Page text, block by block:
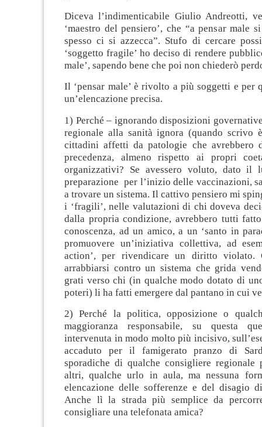
Diceva l’indimenticabile Giulio Andreotti,
‘maestro del pensiero’, che “a pensar male
spesso ci si azzecca”. Stufo di cercare
‘soggetto fragile’ ho deciso di rendere
male’, sapendo bene che poi non chiederò
Il ‘pensar male’ è rivolto a più soggetti e per
un’elencazione precisa.
1) Perché – ignorando disposizioni
regionale alla sanità ignora (quando scrivo
cittadini affetti da patologie che avrebbero
precedenza, almeno rispetto ai propri
organizzativi? Se avessero voluto, dato il
preparazione per l’inizio delle vaccinazioni,
a trovare un sistema. Il cattivo pensiero mi
i ‘fragili’, nelle valutazioni di chi doveva
dalla propria condizione, avrebbero tutti
conoscenza, ad un amico, a un ‘santo in
promuovere un’iniziativa collettiva, ad
action’, per rivendicare un diritto violato.
arrabbiarsi contro un sistema che grida
grati verso chi (in qualche modo dotato di
poteri) li ha fatti emergere dal pantano in cui
2) Perché la politica, opposizione o
maggioranza responsabile, su questa
intervenuta in modo molto più incisivo,
accaduto per il famigerato pranzo di
sporadiche di qualche consigliere regionale
altri, qualche urlo in aula, ma nessuna
elencazione delle sofferenze e del disagio
Anche lì la strada più semplice da
consigliare una telefonata amica?